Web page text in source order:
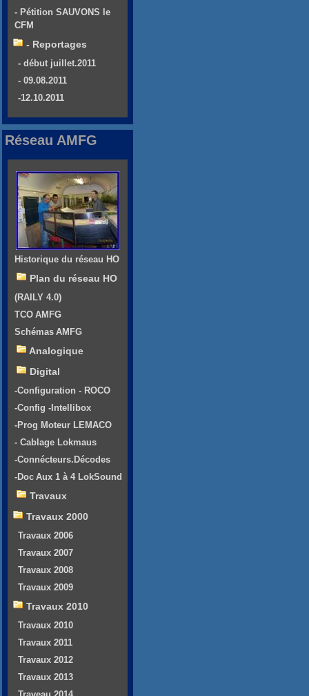
- Pétition SAUVONS le
CFM
- Reportages
- début juillet.2011
- 09.08.2011
-12.10.2011
Réseau AMFG
Historique du réseau HO
Plan du réseau HO
(RAILY 4.0)
TCO AMFG
Schémas AMFG
Analogique
Digital
-Configuration - ROCO
-Config -Intellibox
-Prog Moteur LEMACO
- Cablage Lokmaus
-Connécteurs.Décodes
-Doc Aux 1 à 4 LokSound
Travaux
Travaux 2000
Travaux 2006
Travaux 2007
Travaux 2008
Travaux 2009
Travaux 2010
Travaux 2010
Travaux 2011
Travaux 2012
Travaux 2013